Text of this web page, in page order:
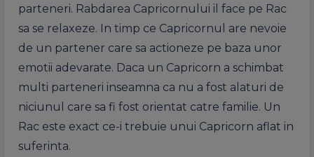
parteneri. Rabdarea Capricornului il face pe Rac
sa se relaxeze. In timp ce Capricornul are nevoie
de un partener care sa actioneze pe baza unor
emotii adevarate. Daca un Capricorn a schimbat
multi parteneri inseamna ca nu a fost alaturi de
niciunul care sa fi fost orientat catre familie. Un
Rac este exact ce-i trebuie unui Capricorn aflat in
suferinta.